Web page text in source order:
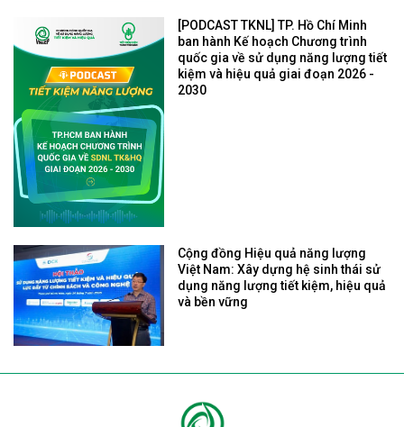
[PODCAST TKNL] TP. Hồ Chí Minh
ban hành Kế hoạch Chương trình
quốc gia về sử dụng năng lượng tiết
kiệm và hiệu quả giai đoạn 2026 -
2030
Cộng đồng Hiệu quả năng lượng
Việt Nam: Xây dựng hệ sinh thái sử
dụng năng lượng tiết kiệm, hiệu quả
và bền vững